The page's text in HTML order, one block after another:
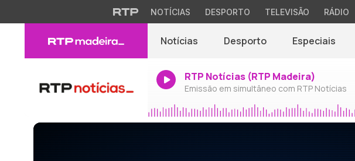
NOTÍCIAS DESPORTO TELEVISÃO RÁDIO
Notícias Desporto Especiais
RTP Notícias (RTP Madeira)
Emissão em simultâneo com RTP Notícias